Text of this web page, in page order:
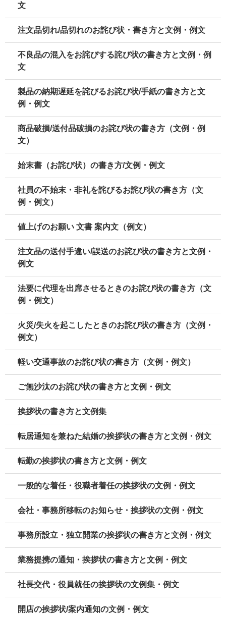
文
注文品切れ/品切れのお詫び状・書き方と文例・例文
不良品の混入をお詫びする詫び状の書き方と文例・例
文
製品の納期遅延を詫びるお詫び状/手紙の書き方と文
例・例文
商品破損/送付品破損のお詫び状の書き方（文例・例
文）
始末書（お詫び状）の書き方/文例・例文
社員の不始末・非礼を詫びるお詫び状の書き方（文
例・例文）
値上げのお願い 文書 案内文（例文）
注文品の送付手違い/誤送のお詫び状の書き方と文例・
例文
法要に代理を出席させるときのお詫び状の書き方（文
例・例文）
火災/失火を起こしたときのお詫び状の書き方（文例・
例文）
軽い交通事故のお詫び状の書き方（文例・例文）
ご無沙汰のお詫び状の書き方と文例・例文
挨拶状の書き方と文例集
転居通知を兼ねた結婚の挨拶状の書き方と文例・例文
転勤の挨拶状の書き方と文例・例文
一般的な着任・役職者着任の挨拶状の文例・例文
会社・事務所移転のお知らせ・挨拶状の文例・例文
事務所設立・独立開業の挨拶状の書き方と文例・例文
業務提携の通知・挨拶状の書き方と文例・例文
社長交代・役員就任の挨拶状の文例集・例文
開店の挨拶状/案内通知の文例・例文